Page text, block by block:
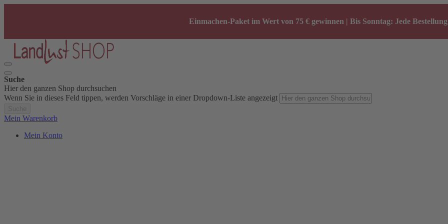
Einmachen-Paket im Wert von 75 € gewinnen | Bis Sonntag: Jede
Suche
Hier den ganzen Shop durchsuchen
Wenn Sie in dieses Feld tippen, werden Vorschläge in einer Dropdown-Liste angezeigt
Mein Warenkorb
Mein Konto